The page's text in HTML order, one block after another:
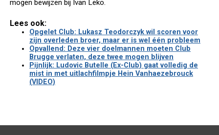
mogen bewijzen bij Ivan Leko.
Lees ook:
Opgelet Club: Lukasz Teodorczyk wil scoren voor
zijn overleden broer, maar er is wel één probleem
Opvallend: Deze vier doelmannen moeten Club
Brugge verlaten, deze twee mogen blijven
Pijnlijk: Ludovic Butelle (Ex-Club) gaat volledig de
mist in met uitlachfilmpje Hein Vanhaezebrouck
(VIDEO)